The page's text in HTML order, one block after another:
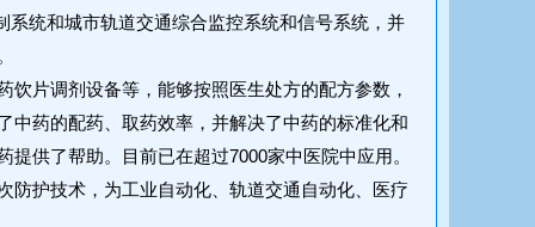
统和城市轨道交通综合监控系统和信号系统，并
片调剂设备等，能够按照医生处方的配方参数，
中药的配药、取药效率，并解决了中药的标准化和
供了帮助。目前已在超过7000家中医院中应用。
防护技术，为工业自动化、轨道交通自动化、医疗